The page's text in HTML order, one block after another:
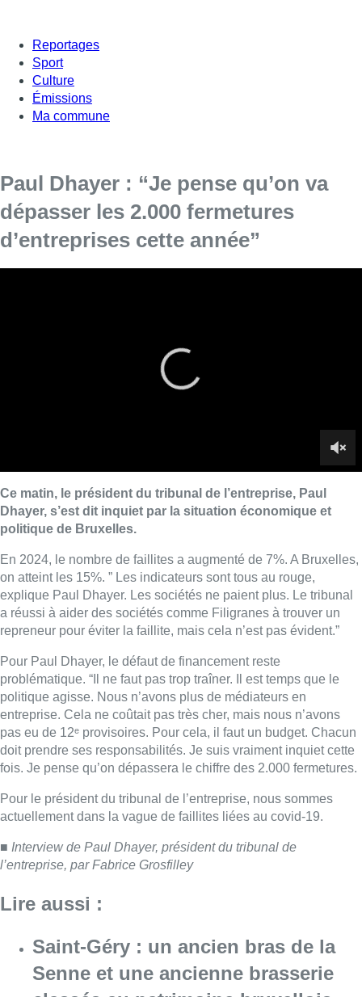
Reportages
Sport
Culture
Émissions
Ma commune
Paul Dhayer : “Je pense qu’on va
dépasser les 2.000 fermetures
d’entreprises cette année”
on atteint les 15%. ” Les indicateurs sont tous au rouge,
explique Paul Dhayer. Les sociétés ne paient plus. Le tribunal
problématique. “Il ne faut pas trop traîner. Il est temps que le
entreprise. Cela ne coûtait pas très cher, mais nous n’avons
pas eu de 12ᵉ provisoires. Pour cela, il faut un budget. Chacun
doit prendre ses responsabilités. Je suis vraiment inquiet cette
fois. Je pense qu’on dépassera le chiffre des 2.000 fermetures.
Pour le président du tribunal de l’entreprise, nous sommes
actuellement dans la vague de faillites liées au covid-19.
■Interview de Paul Dhayer, président du tribunal de
Lire aussi :
Saint-Géry : un ancien bras de la
Senne et une ancienne brasserie